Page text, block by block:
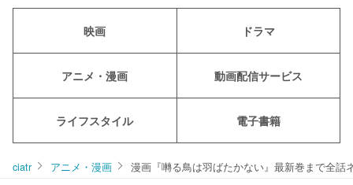
映画 ドラマ
アニメ・漫画 動画配信サービス
ライフスタイル 電子書籍
ciatr アニメ・漫画 漫画『囀る鳥は羽ばたかない』最新巻まで全話